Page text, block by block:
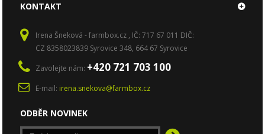
KONTAKT
Irena Šneková - farmbox.cz , IČ: 717 67 011 DIČ:
CZ 8358023839 Syrovice 348, 664 67 Syrovice
Zavolejte nám: +420 721 703 100
E-mail: irena.snekova@farmbox.cz
ODBĚR NOVINEK